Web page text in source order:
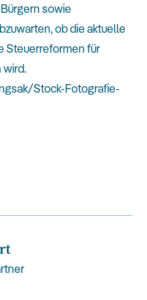
sowie
ob die aktuelle
Steuerreformen für
wird.
Stock-Fotografie-